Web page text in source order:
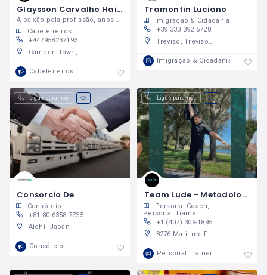
Glaysson Carvalho Hairstylist
Cabeleireiros
+447958237193
Camden Town, Camden, London, Greater London, England, United Kingdom
Cabeleireiros
Tramontin Luciano
Imigração & Cidadania
+39 333 392 5728
Treviso, Treviso, Italy
Imigração & Cidadania
Ligue para nós
Consorcio De
Consórcio
+81 80-6358-7755
Aichi, Japan
Consórcio
Ligue para nós
Team Lude - Metodologia Luciano André de Treinamento - Personal Trainer
Personal Coach
Personal Trainer
+1 (407) 309-1895
8276 Maritime Flag Street, Windermere, Florida 34786, United States
Personal Trainer